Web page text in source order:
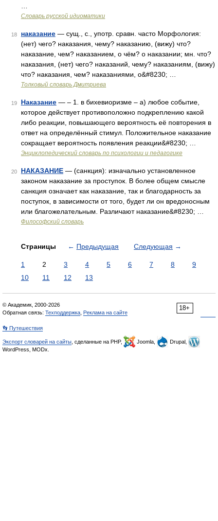
Словарь русской идиоматики
18 наказание — сущ., с., употр. сравн. часто Морфология:
(нет) чего? наказания, чему? наказанию, (вижу) что?
наказание, чем? наказанием, о чём? о наказании; мн. что?
наказания, (нет) чего? наказаний, чему? наказаниям, (вижу)
что? наказания, чем? наказаниями, о&#8230; …
Толковый словарь Дмитриева
19 Наказание — – 1. в бихевиоризме – а) любое событие,
которое действует противоположно подкреплению какой
либо реакции, повышающего вероятность её повторения в
ответ на определённый стимул. Положительное наказание
сокращает вероятность появления реакции&#8230; …
Энциклопедический словарь по психологии и педагогике
20 НАКАЗАНИЕ — (санкция): изначально установленное
законом наказание за проступок. В более общем смысле
санкция означает как наказание, так и благодарность за
поступок, в зависимости от того, будет ли он вредоносным
или благожелательным. Различают наказание&#8230; …
Философский словарь
Страницы ← Предыдущая Следующая →
1 2 3 4 5 6 7 8
9
10
11 12 13
18+
© Академик, 2000-2026
Обратная связь: Техподдержка Реклама на сайте
👣 Путешествия
Экспорт словарей на сайты , сделанные на PHP, Joomla,
Drupal,
WordPress, MODx.